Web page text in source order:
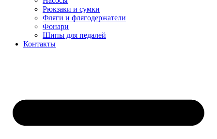
Рюкзаки и сумки
Фляги и флягодержатели
Фонари
Шипы для педалей
Контакты